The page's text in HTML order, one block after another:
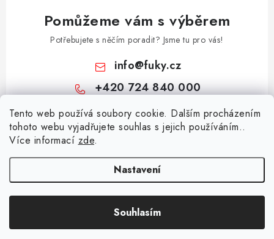
Tento web používá soubory cookie. Dalším procházením
tohoto webu vyjadřujete souhlas s jejich používáním..
Více informací zde.
Nastavení
Souhlasím
Pomůžeme vám s výběrem
Potřebujete s něčím poradit? Jsme tu pro vás!
info@fuky.cz
+420 724 840 000
Informace pro vás
Přijímáme online platby
Fuky.cz. Všechna práva vyhrazena.